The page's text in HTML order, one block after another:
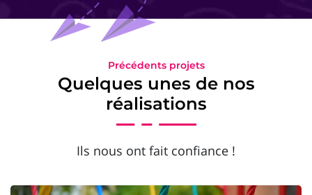
Précédents projets
Quelques unes de nos
réalisations
Ils nous ont fait confiance !